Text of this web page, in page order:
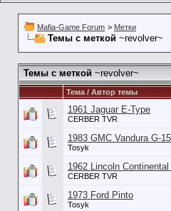
Mafia-Game Forum > Метки
Темы с меткой ~revolver~
Темы с меткой ~revolver~
Тема / Автор темы
1961 Jaguar E-Type
CERBER TVR
1983 GMC Vandura G-
Tosyk
1962 Lincoln
CERBER TVR
1973 Ford Pinto
Tosyk